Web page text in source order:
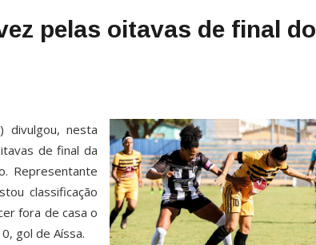
pelas oitavas de final do
divulgou, nesta
de final da
Representante
classificação
fora de casa o
gol de Aíssa.